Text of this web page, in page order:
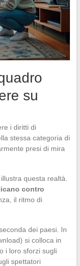
su
i diritti di
stessa categoria di
presi di mira
questa realtà.
contro
il ritmo di
dei paesi. In
si colloca in
i loro sforzi sugli
spettatori